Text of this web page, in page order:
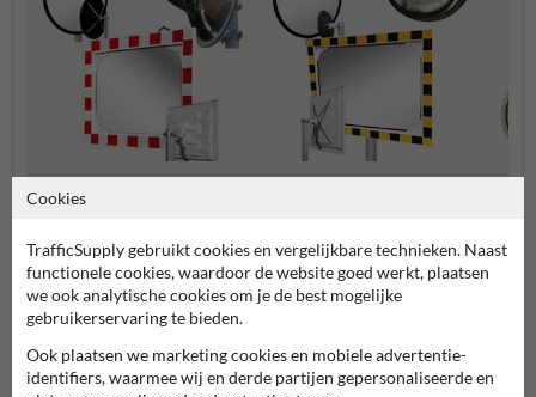
Buitenterrein
Veiligheidsspiegels
Cookies
TrafficSupply gebruikt cookies en vergelijkbare technieken. Naast
functionele cookies, waardoor de website goed werkt, plaatsen
we ook analytische cookies om je de best mogelijke
gebruikerservaring te bieden.
Ook plaatsen we marketing cookies en mobiele advertentie-
identifiers, waarmee wij en derde partijen gepersonaliseerde en